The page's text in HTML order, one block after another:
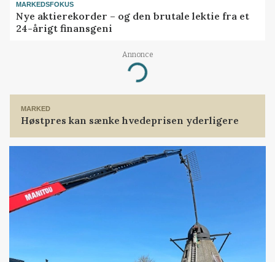
MARKEDSFOKUS
Nye aktierekorder – og den brutale lektie fra et
24-årigt finansgeni
Annonce
Loading...
MARKED
Høstpres kan sænke hvedeprisen yderligere